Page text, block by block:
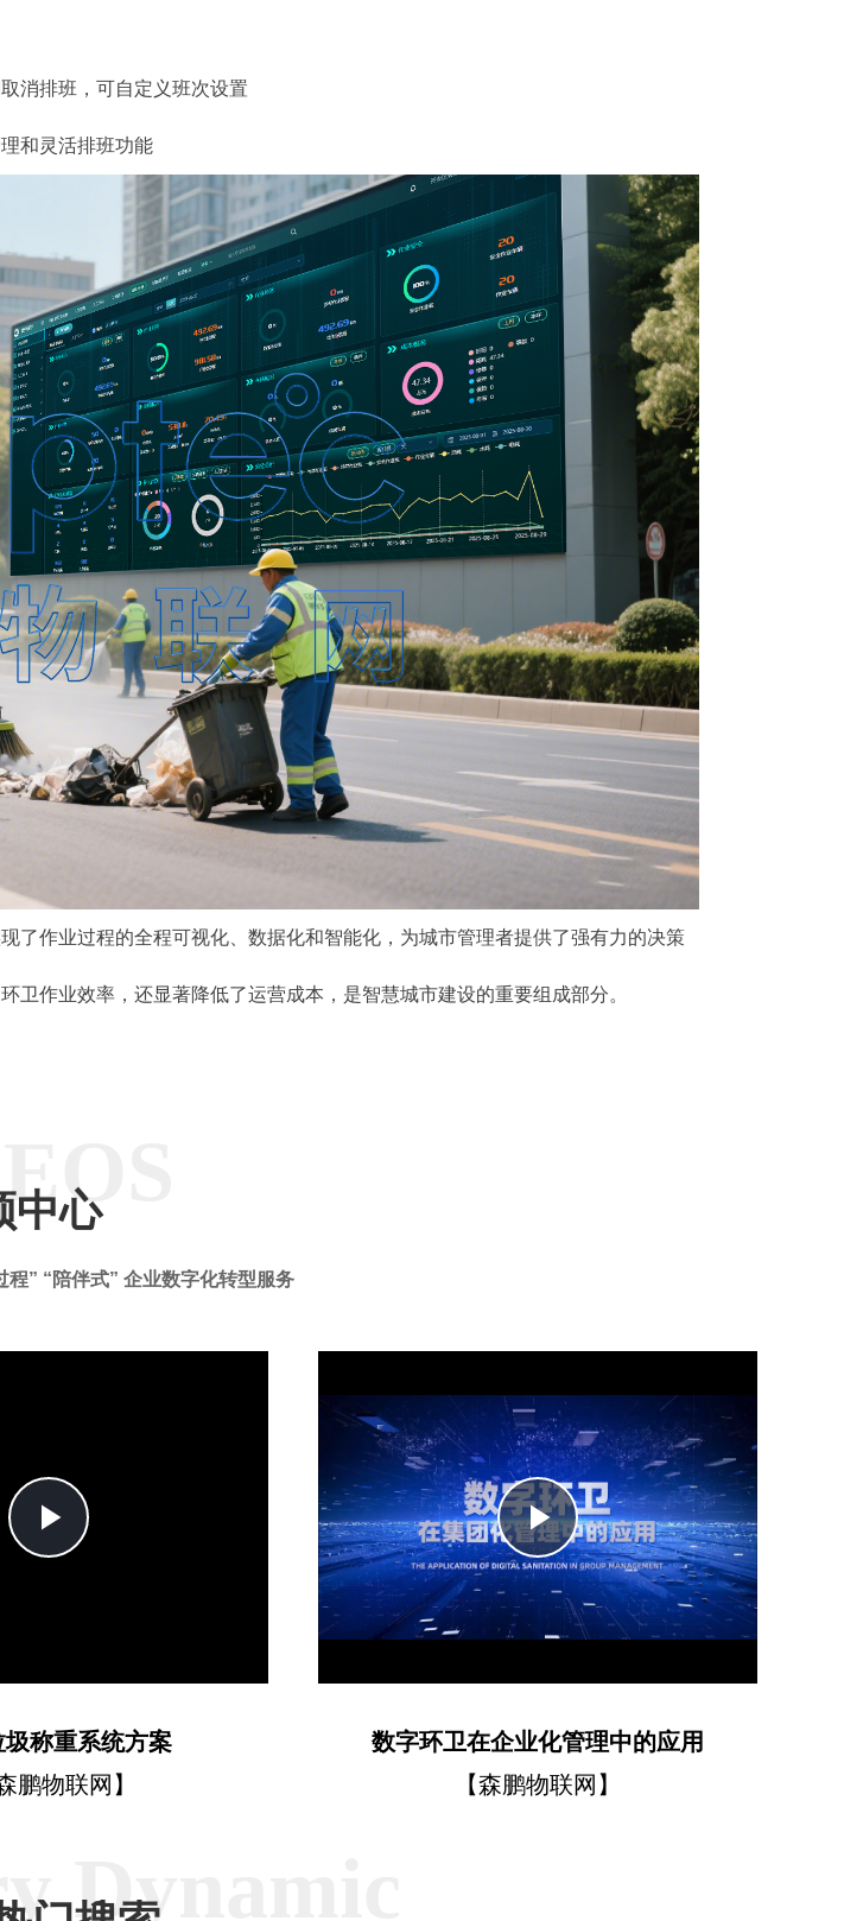
消排班，可自定义班次设置
和灵活排班功能
作业过程的全程可视化、数据化和智能化，为城市管理者提供了强有力的决策
作业效率，还显著降低了运营成本，是智慧城市建设的重要组成部分。
” “陪伴式” 企业数字化转型服务
中心
Play
称重系统方案
鹏物联网】
Play
Video
数字环卫在企业化管理中的应用
【森鹏物联网】
Dynamic